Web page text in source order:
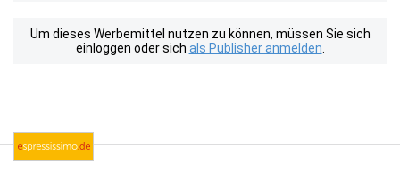
Um dieses Werbemittel nutzen zu können, müssen Sie sich
einloggen oder sich als Publisher anmelden